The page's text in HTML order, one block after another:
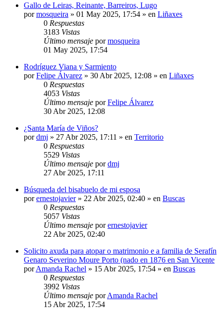
Gallo de Leiras, Reinante, Barreiros, Lugo
pormosqueira » 01 May 2025, 17:54 » en Liñaxes
0 Respuestas
3183 Vistas
Último mensaje pormosqueira
01 May 2025, 17:54
Rodríguez Viana y Sarmiento
porFelipe Álvarez » 30 Abr 2025, 12:08 » en Liñaxes
0 Respuestas
4053 Vistas
Último mensaje porFelipe Álvarez
30 Abr 2025, 12:08
¿Santa María de Viños?
pordmj » 27 Abr 2025, 17:11 » en Territorio
0 Respuestas
5529 Vistas
Último mensaje pordmj
27 Abr 2025, 17:11
Búsqueda del bisabuelo de mi esposa
porernestojavier» 22 Abr 2025, 02:40 » en Buscas
0 Respuestas
5057 Vistas
Último mensaje porernestojavier
22 Abr 2025, 02:40
Solicito axuda para atopar o matrimonio e a familia de Serafín
Genaro Severino Moure Porto (nado en 1876 en San Vicente
porAmanda Rachel » 15 Abr 2025, 17:54 » en Buscas
0 Respuestas
3992 Vistas
Último mensaje porAmanda Rachel
15 Abr 2025, 17:54